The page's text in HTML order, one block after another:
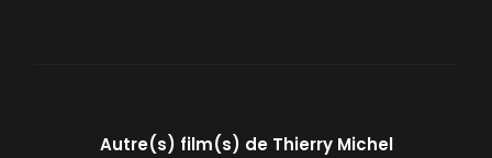
Autre(s) film(s) de Thierry Michel